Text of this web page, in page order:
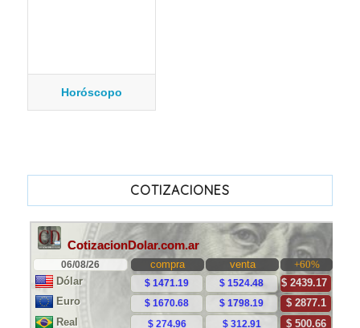
Horóscopo
COTIZACIONES